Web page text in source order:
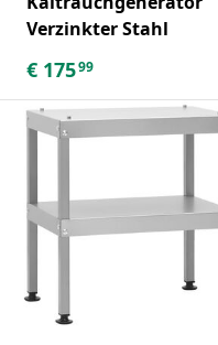
Verzinkter Stahl
€ 17599